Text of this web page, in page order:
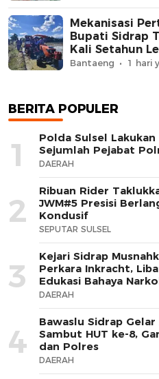
Mekanisasi
Bupati Sidrap
Kali Setahun
Hektare Sawah
Bantaeng 1 hari
BERITA POPULER
1
Polda Sulsel
Sejumlah Pejabat
DAERAH
2
Ribuan Rider
JWM#5 Presisi
Kondusif
SEPUTAR SULSEL
3
Kejari Sidrap
Perkara Inkracht,
Edukasi Bahaya
DAERAH
4
Bawaslu Sidrap
Sambut HUT ke-8,
dan Polres
DAERAH